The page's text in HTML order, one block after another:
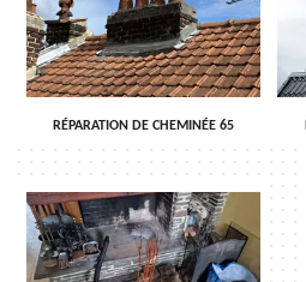
RÉPARATION DE CHEMINÉE 65